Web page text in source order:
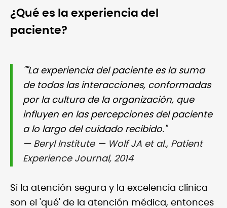
¿Qué es la experiencia del
paciente?
""La experiencia del paciente es la suma
de todas las interacciones, conformadas
por la cultura de la organización, que
influyen en las percepciones del paciente
a lo largo del cuidado recibido."
— Beryl Institute — Wolf JA et al., Patient
Experience Journal, 2014
Si la atención segura y la excelencia clínica
son el 'qué' de la atención médica, entonces